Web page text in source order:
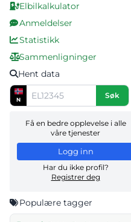
Elbilkalkulator
Anmeldelser
Statistikk
Sammenligninger
Hent data
N Søk
Få en bedre opplevelse i alle
våre tjenester
Logg inn
Har du ikke profil?
Registrer deg
Populære tagger